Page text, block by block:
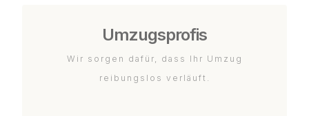
Umzugsprofis
Wir sorgen dafür, dass Ihr Umzug
reibungslos verläuft.